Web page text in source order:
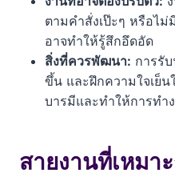
ตามคำสั่งเป๊ะๆ หรือไ
อาจทำให้รู้สึกอึดอัด
สิ่งที่ควรพัฒนา: การรั
ขึ้น และฝึกความใจเย็น
บารมีและทำให้การทำ
สายงานที่เหมา